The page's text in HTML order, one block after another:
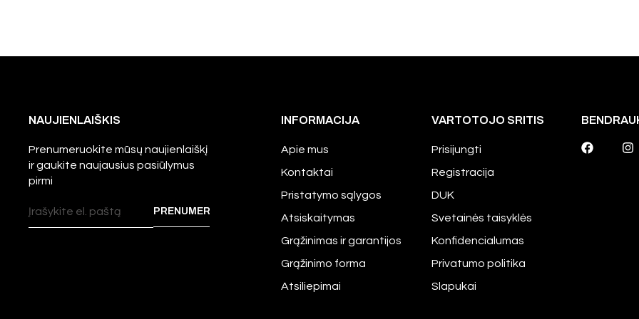
NAUJIENLAIŠKIS
Prenumeruokite mūsų naujienlaiškį
ir gaukite naujausius pasiūlymus
pirmi
INFORMACIJA
Apie mus
Kontaktai
Pristatymo sąlygos
Atsiskaitymas
Grąžinimas ir garantijos
Grąžinimo forma
Atsiliepimai
VARTOTOJO SRITIS
Prisijungti
Registracija
DUK
Svetainės taisyklės
Konfidencialumas
Privatumo politika
Slapukai